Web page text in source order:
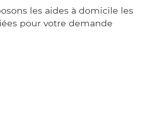
les aides à domicile les
pour votre demande